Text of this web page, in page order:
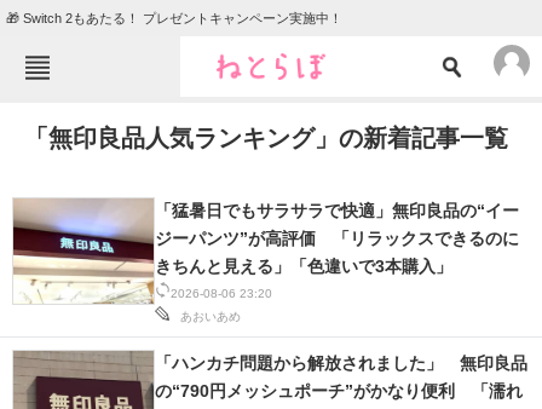
🎁 Switch 2もあたる！ プレゼントキャンペーン実施中！
TOP ニュース
グルメ 地域
住まい
会員記事
「無印良品人気ランキング」の新着記事一覧
2026-08-06 23:20
あおいあめ
「猛暑日でもサラサラで快適」無印良品の“イー
ジーパンツ”が高評価 「リラックスできるのに
きちんと見える」「色違いで3本購入」
「ハンカチ問題から解放されました」 無印良品
の“790円メッシュポーチ”がかなり便利 「濡れ